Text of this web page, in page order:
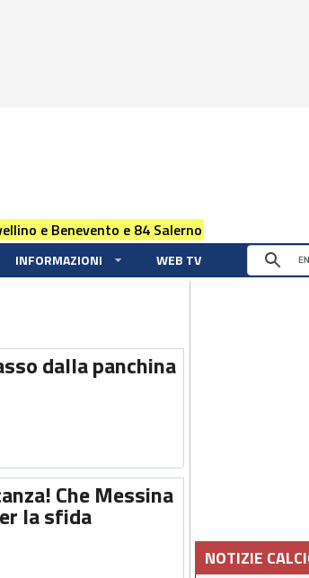
e Benevento e 84 Salerno
INFORMAZIONI WEB TV
dalla panchina
Che Messina
la sfida
NOTIZIE